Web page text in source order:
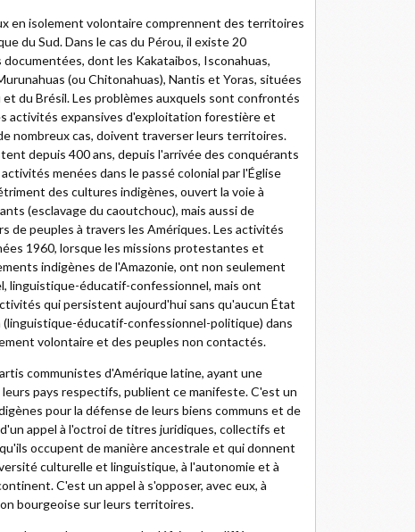
en isolement volontaire comprennent des territoires
du Sud. Dans le cas du Pérou, il existe 20
dont les Kakataibos, Isconahuas,
(ou Chitonahuas), Nantis et Yoras, situées
du Brésil. Les problèmes auxquels sont confrontés
activités expansives d'exploitation forestière et
nombreux cas, doivent traverser leurs territoires.
depuis 400 ans, depuis l'arrivée des conquérants
menées dans le passé colonial par l'Église
des cultures indigènes, ouvert la voie à
(esclavage du caoutchouc), mais aussi de
de peuples à travers les Amériques. Les activités
1960, lorsque les missions protestantes et
indigènes de l'Amazonie, ont non seulement
linguistique-éducatif-confessionnel, mais ont
qui persistent aujourd'hui sans qu'aucun État
éducatif-confessionnel-politique) dans
volontaire et des peuples non contactés.
communistes d'Amérique latine, ayant une
pays respectifs, publient ce manifeste. C'est un
pour la défense de leurs biens communs et de
appel à l'octroi de titres juridiques, collectifs et
occupent de manière ancestrale et qui donnent
culturelle et linguistique, à l'autonomie et à
C'est un appel à s'opposer, avec eux, à
bourgeoise sur leurs territoires.